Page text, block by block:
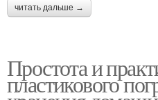
читать дальше →
Простота и
пластикового